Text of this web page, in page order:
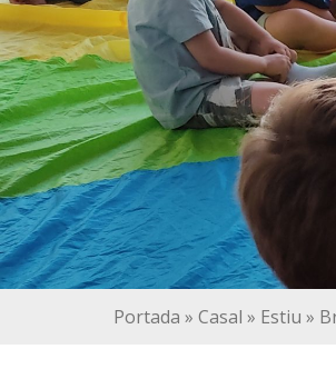
Portada » Casal » Estiu »